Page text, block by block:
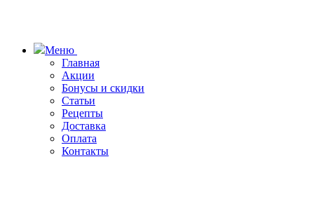
Меню
Главная
Акции
Бонусы и скидки
Статьи
Рецепты
Доставка
Оплата
Контакты